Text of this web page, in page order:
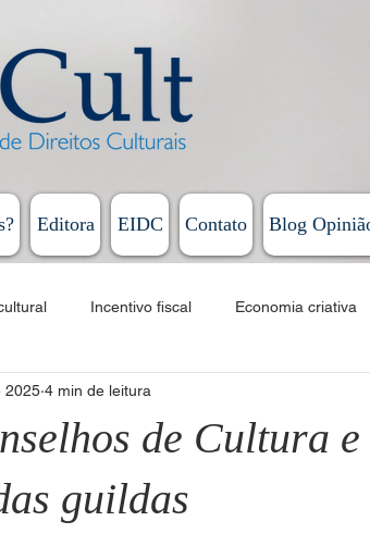
Editora EIDC Contato Blog
Incentivo fiscal Economia criativa
Cursos EAD
Cunha - Coluna Persona
de Cultura e
guildas
2025 4 min de leitura